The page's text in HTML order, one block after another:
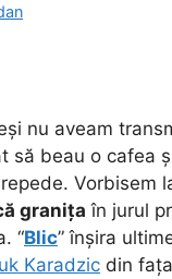
nu aveam
să beau o cafea
Vorbisem
granița în jurul
“Blic” înșira
Karadzic din